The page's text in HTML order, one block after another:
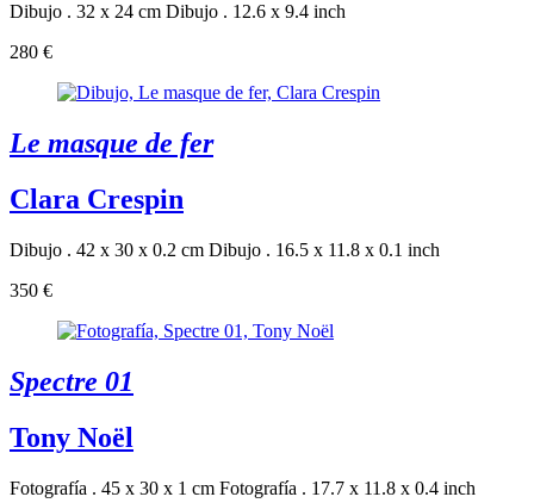
Dibujo . 32 x 24 cm Dibujo . 12.6 x 9.4 inch
280 €
Le masque de fer
Clara Crespin
Dibujo . 42 x 30 x 0.2 cm Dibujo . 16.5 x 11.8 x 0.1 inch
350 €
Spectre 01
Tony Noël
Fotografía . 45 x 30 x 1 cm Fotografía . 17.7 x 11.8 x 0.4 inch